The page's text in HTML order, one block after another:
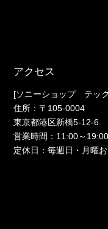
アクセス
[ソニーショップ テッ
住所：〒105-0004
東京都港区新橋5-12-6
営業時間：11:00～19:00
定休日：毎週日・月曜